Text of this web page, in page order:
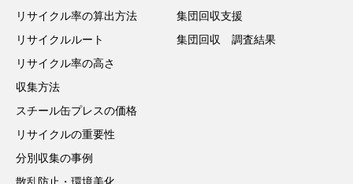
リサイクル率の算出方法
リサイクルルート
リサイクル率の高さ
収集方法
スチール缶プレスの価格
リサイクルの重要性
分別収集の事例
集団回収支援
集団回収 調査結果